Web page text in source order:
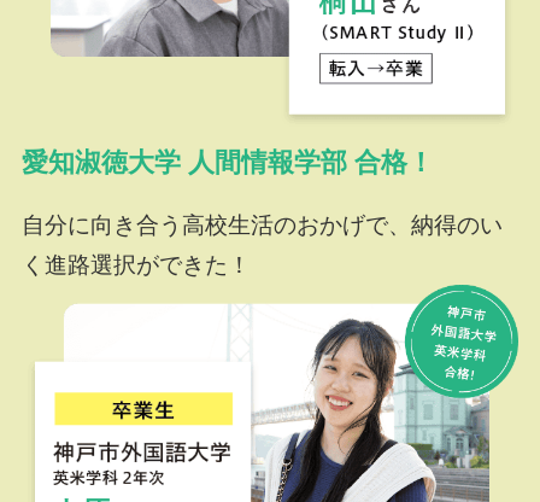
愛知淑徳大学 人間情報学部 合格！
自分に向き合う高校生活のおかげで、納得のい
く進路選択ができた！